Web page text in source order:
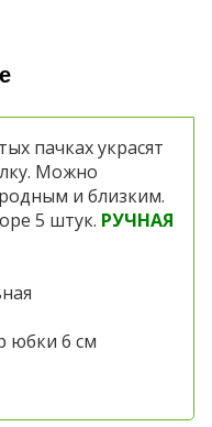
пачках украсят
Можно
и близким.
5 штук. РУЧНАЯ
юбки 6 см